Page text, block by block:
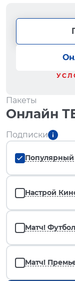
Пакеты
Онлайн
Подписки
Популярный
Настрой
Матч! Футбол
Матч!